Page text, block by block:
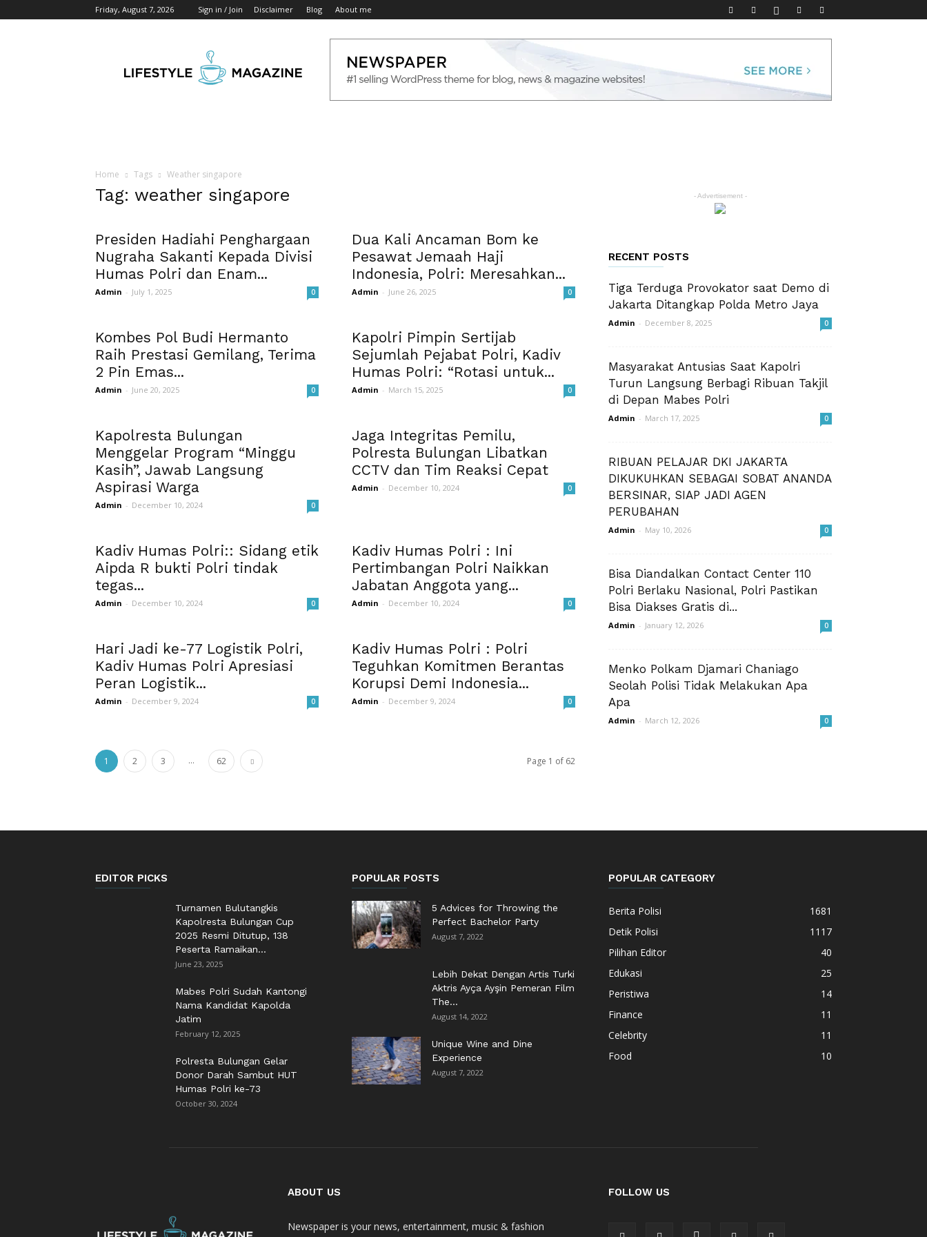
Friday, August 7, 2026 Sign in / Join Disclaimer Blog About me
Indonesia
Home Tags Weather singapore
Tag: weather singapore
Presiden Hadiahi Penghargaan
Nugraha Sakanti Kepada Divisi
Humas Polri dan Enam...
Admin - July 1, 2025 0
Dua Kali Ancaman Bom ke
Pesawat Jemaah Haji
Indonesia, Polri: Meresahkan...
Admin - June 26, 2025 0
Kombes Pol Budi Hermanto
Raih Prestasi Gemilang, Terima
2 Pin Emas...
Admin - June 20, 2025 0
Kapolri Pimpin Sertijab
Sejumlah Pejabat Polri, Kadiv
Humas Polri: “Rotasi untuk...
Admin - March 15, 2025 0
Kapolresta Bulungan
Menggelar Program “Minggu
Kasih”, Jawab Langsung
Aspirasi Warga
Admin - December 10, 2024 0
Jaga Integritas Pemilu,
Polresta Bulungan Libatkan
CCTV dan Tim Reaksi Cepat
Admin - December 10, 2024 0
Kadiv Humas Polri:: Sidang etik
Aipda R bukti Polri tindak
tegas...
Admin - December 10, 2024 0
Kadiv Humas Polri : Ini
Pertimbangan Polri Naikkan
Jabatan Anggota yang...
Admin - December 10, 2024 0
Hari Jadi ke-77 Logistik Polri,
Kadiv Humas Polri Apresiasi
Peran Logistik...
Admin - December 9, 2024 0
Kadiv Humas Polri : Polri
Teguhkan Komitmen Berantas
Korupsi Demi Indonesia...
Admin - December 9, 2024 0
1 2 3 ... 62 Page 1 of 62
- Advertisement -
RECENT POSTS
Tiga Terduga Provokator saat Demo di
Jakarta Ditangkap Polda Metro Jaya
Admin - December 8, 2025 0
Masyarakat Antusias Saat Kapolri
Turun Langsung Berbagi Ribuan Takjil
di Depan Mabes Polri
Admin - March 17, 2025 0
RIBUAN PELAJAR DKI JAKARTA
DIKUKUHKAN SEBAGAI SOBAT ANANDA
BERSINAR, SIAP JADI AGEN
PERUBAHAN
Admin - May 10, 2026 0
Bisa Diandalkan Contact Center 110
Polri Berlaku Nasional, Polri Pastikan
Bisa Diakses Gratis di...
Admin - January 12, 2026 0
Menko Polkam Djamari Chaniago
Seolah Polisi Tidak Melakukan Apa
Apa
Admin - March 12, 2026 0
EDITOR PICKS
Turnamen Bulutangkis
Kapolresta Bulungan Cup
2025 Resmi Ditutup, 138
Peserta Ramaikan...
June 23, 2025
Mabes Polri Sudah Kantongi
Nama Kandidat Kapolda
Jatim
February 12, 2025
Polresta Bulungan Gelar
Donor Darah Sambut HUT
Humas Polri ke-73
October 30, 2024
POPULAR POSTS
5 Advices for Throwing the
Perfect Bachelor Party
August 7, 2022
Lebih Dekat Dengan Artis Turki
Aktris Ayça Ayşin Pemeran Film
The...
August 14, 2022
Unique Wine and Dine
Experience
August 7, 2022
POPULAR CATEGORY
Berita Polisi
1681
Detik Polisi
1117
Pilihan Editor
40
Edukasi
25
Peristiwa
14
Finance
11
Celebrity
11
Food
10
ABOUT US
Newspaper is your news, entertainment, music & fashion
FOLLOW US